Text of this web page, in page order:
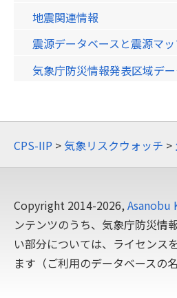
地震関連情報
震源データベースと震源マッ
気象庁防災情報発表区域デ
CPS-IIP >気象リスクウォッチ >
Copyright 2014-2026, Asanobu
ンテンツのうち、気象庁防災情
い部分については、ライセンスを
ます（ご利用のデータベースの